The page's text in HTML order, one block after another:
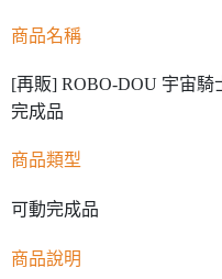
商品名稱
[再販] ROBO-DOU 宇宙騎
完成品
商品類型
可動完成品
商品說明